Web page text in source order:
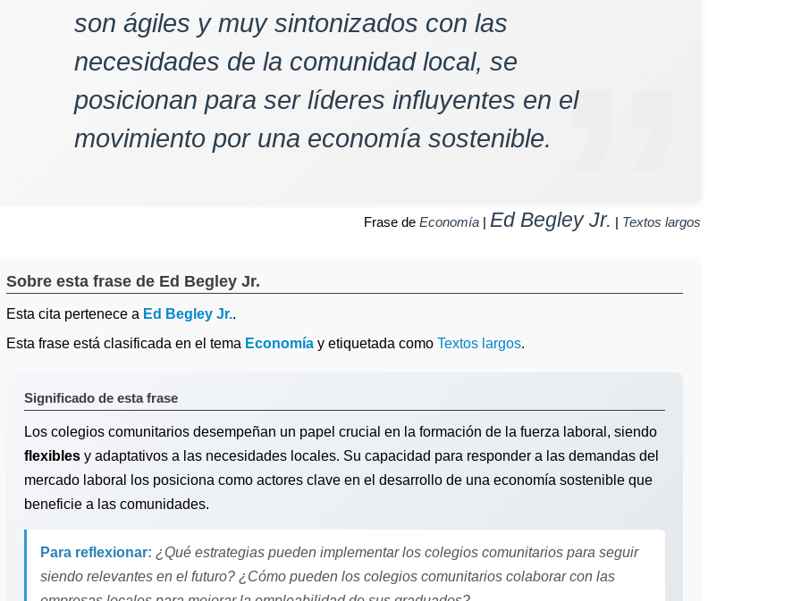
son ágiles y muy sintonizados con las
necesidades de la comunidad local, se
posicionan para ser líderes influyentes en el
movimiento por una economía sostenible.
Frase de Economía | Ed Begley Jr. | Textos largos
Sobre esta frase de Ed Begley Jr.
Esta cita pertenece a Ed Begley Jr..
Esta frase está clasificada en el tema Economía y etiquetada como Textos largos.
Significado de esta frase
Los colegios comunitarios desempeñan un papel crucial en la formación de la fuerza laboral, siendo
flexibles y adaptativos a las necesidades locales. Su capacidad para responder a las demandas del
mercado laboral los posiciona como actores clave en el desarrollo de una economía sostenible que
beneficie a las comunidades.
Para reflexionar: ¿Qué estrategias pueden implementar los colegios comunitarios para seguir
siendo relevantes en el futuro? ¿Cómo pueden los colegios comunitarios colaborar con las